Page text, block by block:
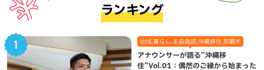
ランキング
地域,暮らし,本島南部,沖縄移住,那覇市
アナウンサーが語る”沖縄移
住”Vol.01：偶然のご縁から始まった